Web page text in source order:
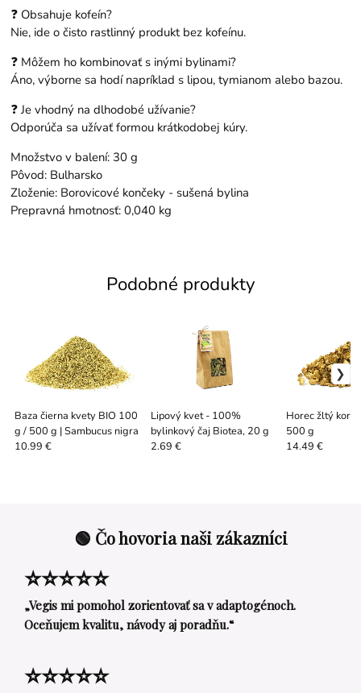
❓ Obsahuje kofeín?
Nie, ide o čisto rastlinný produkt bez kofeínu.
❓ Môžem ho kombinovať s inými bylinami?
Áno, výborne sa hodí napríklad s lipou, tymianom alebo bazou.
❓ Je vhodný na dlhodobé užívanie?
Odporúča sa užívať formou krátkodobej kúry.
Množstvo v balení: 30 g
Pôvod: Bulharsko
Zloženie: Borovicové končeky - sušená bylina
Prepravná hmotnosť: 0,040 kg
Podobné produkty
Baza čierna kvety BIO 100
g / 500 g | Sambucus nigra
10.99 €
Lipový kvet - 100%
bylinkový čaj Biotea, 20 g
2.69 €
Horec žltý
500 g
14.49 €
🟢 Čo hovoria naši zákazníci
⭐⭐⭐⭐⭐
„Vegis mi pomohol zorientovať sa v adaptogénoch.
Oceňujem kvalitu, návody aj poradňu.“
⭐⭐⭐⭐⭐